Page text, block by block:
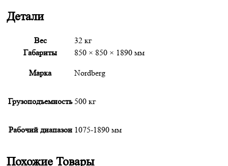
Детали
Вес
32 кг
Габариты
850 × 850 × 1890 мм
Марка Nordberg
Грузоподъемность 500 кг
Рабочий диапазон 1075-1890 мм
Похожие Товары